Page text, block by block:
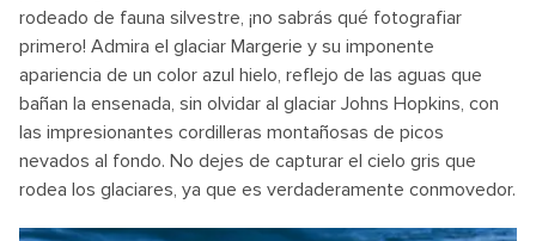
rodeado de fauna silvestre, ¡no sabrás qué fotografiar
primero! Admira el glaciar Margerie y su imponente
apariencia de un color azul hielo, reflejo de las aguas que
bañan la ensenada, sin olvidar al glaciar Johns Hopkins, con
las impresionantes cordilleras montañosas de picos
nevados al fondo. No dejes de capturar el cielo gris que
rodea los glaciares, ya que es verdaderamente conmovedor.